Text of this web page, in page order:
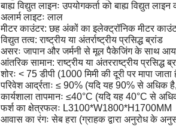
बाह्य विद्युत लाइनः उपयोगकर्ता को बाह्य विद्युत
अलार्म लाइटः लाल
मीटर काउंटर: छह अंकों का इलेक्ट्रॉनिक मीटर
विद्युत तत्व: राष्ट्रीय या अंतर्राष्ट्रीय प्रसिद्ध ब्रांड
असरः जापान और जर्मनी से मूल पैकेजिंग के साथ
आंतरिक सामान: राष्ट्रीय या अंतरराष्ट्रीय प्रसिद्ध
शोरः < 75 डीपी (1000 मिमी की दूरी पर मापा जाता
परिवेश आर्द्रताः ≤ 90% (यदि यह 90% से
कार्यशाला तापमानः ≤40°C (यदि यह 40°C से
फर्श का क्षेत्रफलः L3100*W1800*H1700MM
आवास का रंगः सेब हरा (ग्राहक द्वारा अनुरोध के